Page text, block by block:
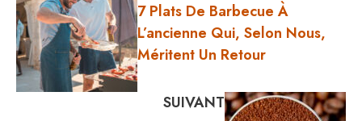
7 Plats De Barbecue À
L’ancienne Qui, Selon Nous,
Méritent Un Retour
SUIVANT